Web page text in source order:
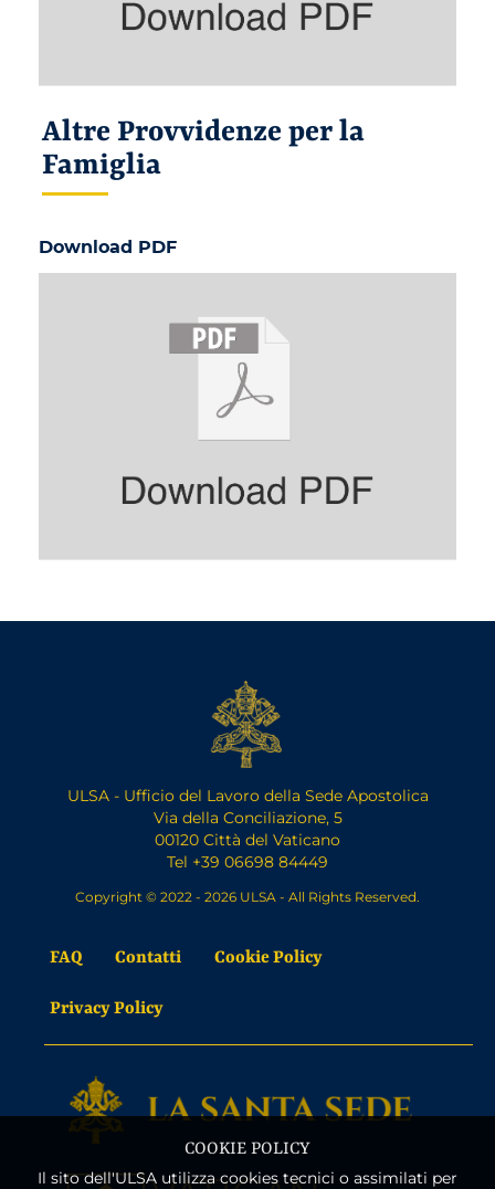
Altre Provvidenze per la
Famiglia
Download PDF
ULSA - Ufficio del Lavoro della Sede Apostolica
Via della Conciliazione, 5
00120 Città del Vaticano
Tel +39 06698 84449
Copyright © 2022 - 2026 ULSA - All Rights Reserved.
FAQ Contatti Cookie Policy
Privacy Policy
COOKIE POLICY
Il sito dell'ULSA utilizza cookies tecnici o assimilati per